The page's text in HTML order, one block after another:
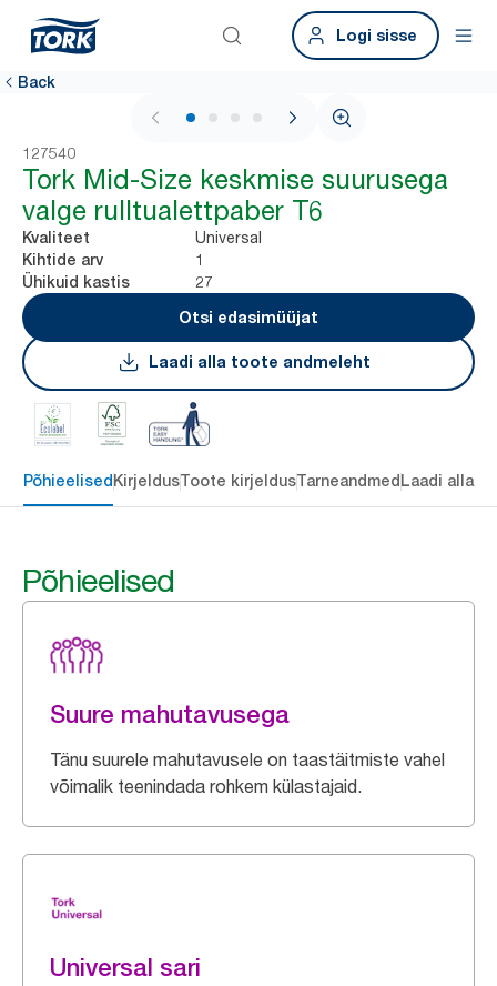
Logi sisse
Back
1 / 4
127540
Tork Mid-Size keskmise suurusega
valge rulltualettpaber T6
Kvaliteet Universal
Kihtide arv 1
Ühikuid kastis
27
Otsi edasimüüjat
Laadi alla toote andmeleht
Põhieelised KirjeldusToote kirjeldusTarneandmed Laadi alla
Põhieelised
Suure mahutavusega
Tänu suurele mahutavusele on taastäitmiste vahel
võimalik teenindada rohkem külastajaid.
Universal sari